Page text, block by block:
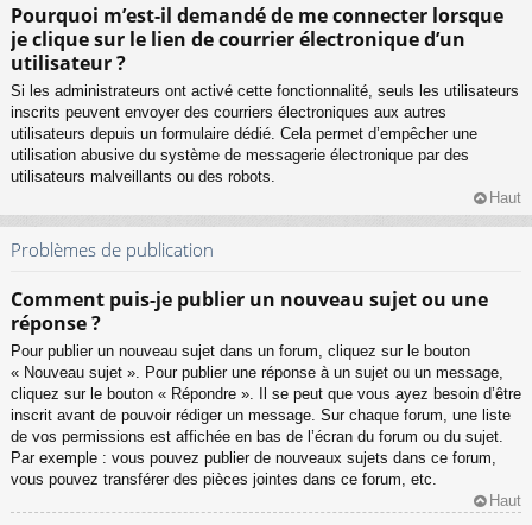
Pourquoi m’est-il demandé de me connecter lorsque
je clique sur le lien de courrier électronique d’un
utilisateur ?
Si les administrateurs ont activé cette fonctionnalité, seuls les utilisateurs
inscrits peuvent envoyer des courriers électroniques aux autres
utilisateurs depuis un formulaire dédié. Cela permet d’empêcher une
utilisation abusive du système de messagerie électronique par des
utilisateurs malveillants ou des robots.
Haut
Problèmes de publication
Comment puis-je publier un nouveau sujet ou une
réponse ?
Pour publier un nouveau sujet dans un forum, cliquez sur le bouton
« Nouveau sujet ». Pour publier une réponse à un sujet ou un message,
cliquez sur le bouton « Répondre ». Il se peut que vous ayez besoin d’être
inscrit avant de pouvoir rédiger un message. Sur chaque forum, une liste
de vos permissions est affichée en bas de l’écran du forum ou du sujet.
Par exemple : vous pouvez publier de nouveaux sujets dans ce forum,
vous pouvez transférer des pièces jointes dans ce forum, etc.
Haut